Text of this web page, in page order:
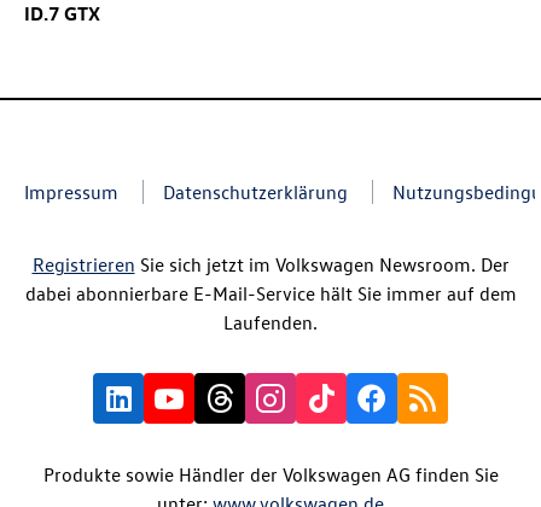
ID.7 GTX
Impressum Datenschutzerklärung
Registrieren Sie sich jetzt im Volkswagen Newsroom. Der
dabei abonnierbare E-Mail-Service hält Sie immer auf dem
Laufenden.
Produkte sowie Händler der Volkswagen AG finden Sie